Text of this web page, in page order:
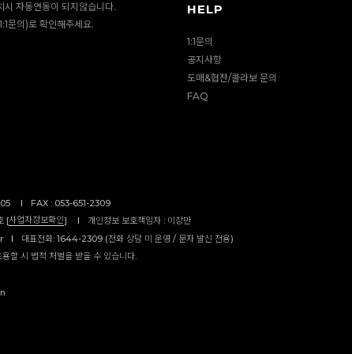
시 자동연동이 되지않습니다.
문의)로 확인해주세요.
HELP
1:1문의
공지사항
도매&협찬/콜라보 문의
FAQ
I
FAX : 053-651-2309
[사업자정보확인] I
개인정보 보호책임자 : 이창만
I
대표전화: 1644-2309 (전화 상담 미 운영 / 문자 발신 전용)
할 시 법적 처벌을 받을 수 있습니다.